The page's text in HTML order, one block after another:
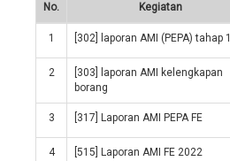
No. Kegiatan
1 [302] laporan AMI (PEPA) tahap 1
2
[303] laporan AMI kelengkapan
borang
3 [317] Laporan AMI PEPA FE
4 [515] Laporan AMI FE 2022